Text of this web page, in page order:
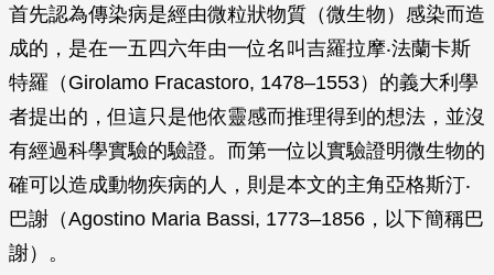
首先認為傳染病是經由微粒狀物質（微生物）感染而造
成的，是在一五四六年由一位名叫吉羅拉摩‧法蘭卡斯
特羅（Girolamo Fracastoro, 1478–1553）的義大利學
者提出的，但這只是他依靈感而推理得到的想法，並沒
有經過科學實驗的驗證。而第一位以實驗證明微生物的
確可以造成動物疾病的人，則是本文的主角亞格斯汀‧
巴謝（Agostino Maria Bassi, 1773–1856，以下簡稱巴
謝）。